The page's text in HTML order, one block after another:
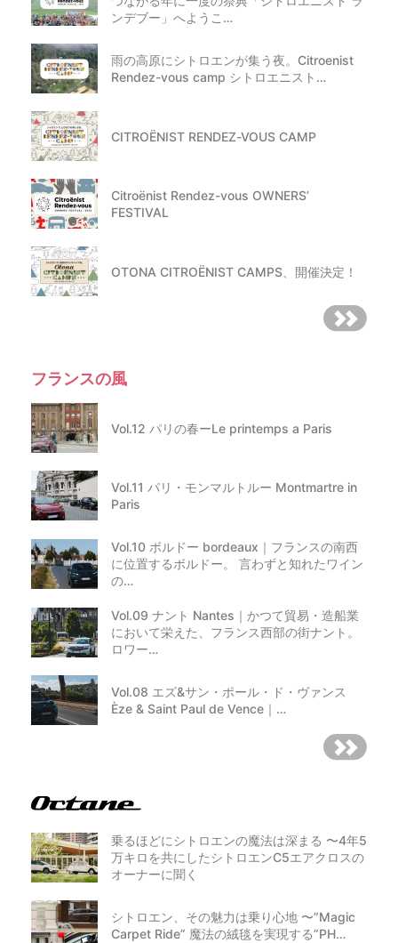
ンデブー」へようこ…
雨の高原にシトロエンが集う夜。Citroenist
Rendez-vous camp シトロエニスト…
CITROËNIST RENDEZ-VOUS CAMP
Citroënist Rendez-vous OWNERS’
FESTIVAL
OTONA CITROËNIST CAMPS、開催決定！
フランスの風
Vol.12 パリの春ーLe printemps a Paris
Vol.11 パリ・モンマルトルー Montmartre in
Paris
Vol.10 ボルドー bordeaux｜フランスの南西
に位置するボルドー。 言わずと知れたワイン
の…
Vol.09 ナント Nantes｜かつて貿易・造船業
において栄えた、フランス西部の街ナント。
ロワー…
Vol.08 エズ&サン・ポール・ド・ヴァンス
Èze & Saint Paul de Vence｜…
乗るほどにシトロエンの魔法は深まる 〜4年5
万キロを共にしたシトロエンC5エアクロスの
オーナーに聞く
シトロエン、その魅力は乗り心地 〜”Magic
Carpet Ride” 魔法の絨毯を実現する”PH…